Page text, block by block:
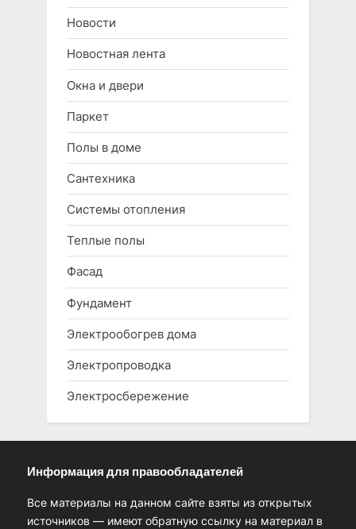
Новости
Новостная лента
Окна и двери
Паркет
Полы в доме
Сантехника
Системы отопления
Теплые полы
Фасад
Фундамент
Электрообогрев дома
Электропроводка
Электросбережение
Информация для правообладателей
Все материалы на данном сайте взяты из открытых
источников — имеют обратную ссылку на материал в